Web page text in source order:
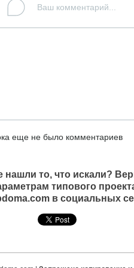
еще не было комментариев
нашли то, что искали?
типового
в социальных